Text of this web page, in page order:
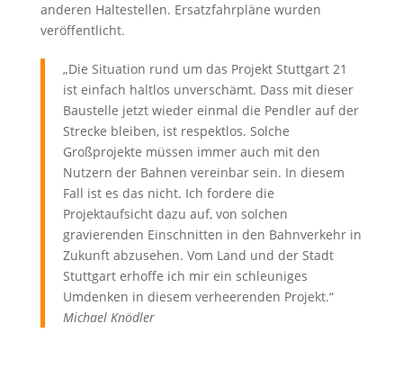
anderen Haltestellen. Ersatzfahrpläne wurden
veröffentlicht.
„Die Situation rund um das Projekt Stuttgart 21
ist einfach haltlos unverschämt. Dass mit dieser
Baustelle jetzt wieder einmal die Pendler auf der
Strecke bleiben, ist respektlos. Solche
Großprojekte müssen immer auch mit den
Nutzern der Bahnen vereinbar sein. In diesem
Fall ist es das nicht. Ich fordere die
Projektaufsicht dazu auf, von solchen
gravierenden Einschnitten in den Bahnverkehr in
Zukunft abzusehen. Vom Land und der Stadt
Stuttgart erhoffe ich mir ein schleuniges
Umdenken in diesem verheerenden Projekt.“
Michael Knödler